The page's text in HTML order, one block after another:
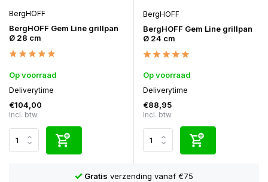
BergHOFF
BergHOFF Gem Line grillpan
Ø 28 cm
Op voorraad
Deliverytime
€104,00
Incl. btw
BergHOFF
BergHOFF Gem Line grillpan
Ø 24 cm
Op voorraad
Deliverytime
€88,95
Incl. btw
Gratis verzending vanaf €75